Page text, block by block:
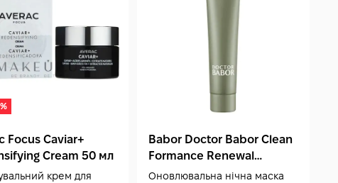
Focus Caviar+
Cream 50 мл
крем для
Babor Doctor Babor Clean
Formance Renewal
Overnight Mask 75 мл
Оновлювальна нічна маска